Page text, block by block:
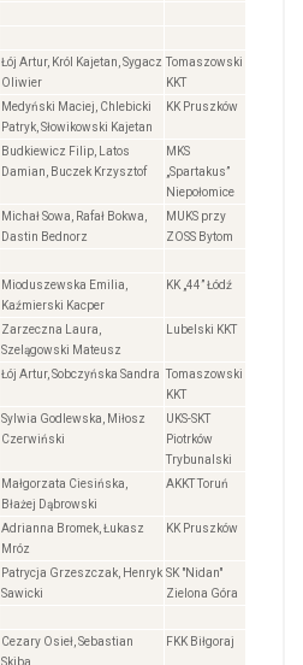
Łój Artur, Król Kajetan, Sygacz
Oliwier
Tomaszowski
KKT
Medyński Maciej, Chlebicki
Patryk, Słowikowski Kajetan
KK Pruszków
Budkiewicz Filip, Latos
Damian, Buczek Krzysztof
MKS
„Spartakus”
Niepołomice
Michał Sowa, Rafał Bokwa,
Dastin Bednorz
MUKS przy
ZOSS Bytom
Mioduszewska Emilia,
Kaźmierski Kacper
KK „44” Łódź
Zarzeczna Laura,
Szelągowski Mateusz
Lubelski KKT
Łój Artur, Sobczyńska Sandra Tomaszowski
KKT
Sylwia Godlewska, Miłosz
Czerwiński
UKS-SKT
Piotrków
Trybunalski
Małgorzata Ciesińska,
Błażej Dąbrowski
AKKT Toruń
Adrianna Bromek, Łukasz
Mróz
KK Pruszków
Patrycja Grzeszczak, Henryk
Sawicki
SK "Nidan"
Zielona Góra
Cezary Osieł, Sebastian
Skiba
FKK Biłgoraj